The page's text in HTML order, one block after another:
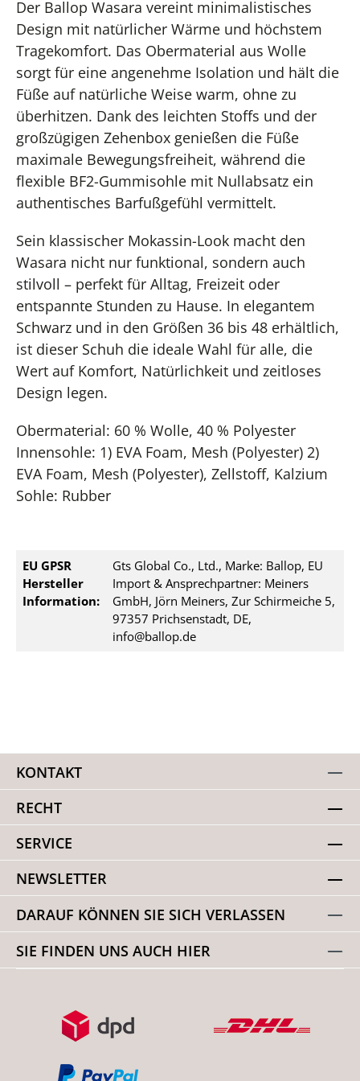
Der Ballop Wasara vereint minimalistisches
Design mit natürlicher Wärme und höchstem
Tragekomfort. Das Obermaterial aus Wolle
sorgt für eine angenehme Isolation und hält die
Füße auf natürliche Weise warm, ohne zu
überhitzen. Dank des leichten Stoffs und der
großzügigen Zehenbox genießen die Füße
maximale Bewegungsfreiheit, während die
flexible BF2-Gummisohle mit Nullabsatz ein
authentisches Barfußgefühl vermittelt.
Sein klassischer Mokassin-Look macht den
Wasara nicht nur funktional, sondern auch
stilvoll – perfekt für Alltag, Freizeit oder
entspannte Stunden zu Hause. In elegantem
Schwarz und in den Größen 36 bis 48 erhältlich,
ist dieser Schuh die ideale Wahl für alle, die
Wert auf Komfort, Natürlichkeit und zeitloses
Design legen.
Obermaterial: 60 % Wolle, 40 % Polyester
Innensohle: 1) EVA Foam, Mesh (Polyester) 2)
EVA Foam, Mesh (Polyester), Zellstoff, Kalzium
Sohle: Rubber
EU GPSR
Hersteller
Information:
Gts Global Co., Ltd., Marke: Ballop, EU
Import & Ansprechpartner: Meiners
GmbH, Jörn Meiners, Zur Schirmeiche 5,
97357 Prichsenstadt, DE,
info@ballop.de
KONTAKT
RECHT
SERVICE
NEWSLETTER
DARAUF KÖNNEN SIE SICH VERLASSEN
SIE FINDEN UNS AUCH HIER